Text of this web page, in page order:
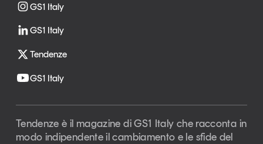
GS1 Italy
GS1 Italy
Tendenze
GS1 Italy
Tendenze è il magazine di GS1 Italy che racconta in
modo indipendente il cambiamento e le sfide del